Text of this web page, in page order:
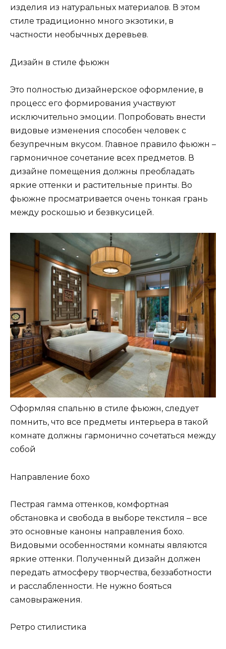
изделия из натуральных материалов. В этом
стиле традиционно много экзотики, в
частности необычных деревьев.
Дизайн в стиле фьюжн
Это полностью дизайнерское оформление, в
процесс его формирования участвуют
исключительно эмоции. Попробовать внести
видовые изменения способен человек с
безупречным вкусом. Главное правило фьюжн –
гармоничное сочетание всех предметов. В
дизайне помещения должны преобладать
яркие оттенки и растительные принты. Во
фьюжне просматривается очень тонкая грань
между роскошью и безвкусицей.
Оформляя спальню в стиле фьюжн, следует
помнить, что все предметы интерьера в такой
комнате должны гармонично сочетаться между
собой
Направление бохо
Пестрая гамма оттенков, комфортная
обстановка и свобода в выборе текстиля – все
это основные каноны направления бохо.
Видовыми особенностями комнаты являются
яркие оттенки. Полученный дизайн должен
передать атмосферу творчества, беззаботности
и расслабленности. Не нужно бояться
самовыражения.
Ретро стилистика